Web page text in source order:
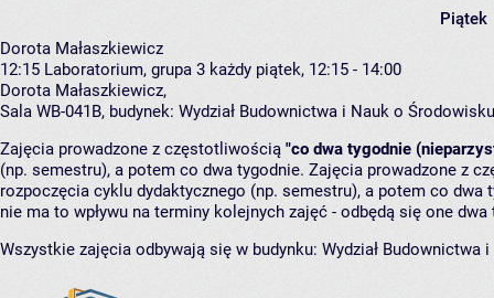
Piątek
Dorota Małaszkiewicz
12:15 Laboratorium, grupa 3 każdy piątek, 12:15 - 14:00
Dorota Małaszkiewicz,
Sala WB-041B, budynek: Wydział Budownictwa i Nauk o
Zajęcia prowadzone z częstotliwością "co dwa tygodnie
(np. semestru), a potem co dwa tygodnie. Zajęcia prowadzone z
rozpoczęcia cyklu dydaktycznego (np. semestru), a potem co
nie ma to wpływu na terminy kolejnych zajęć - odbędą się one
Wszystkie zajęcia odbywają się w budynku: Wydział Budownictwa